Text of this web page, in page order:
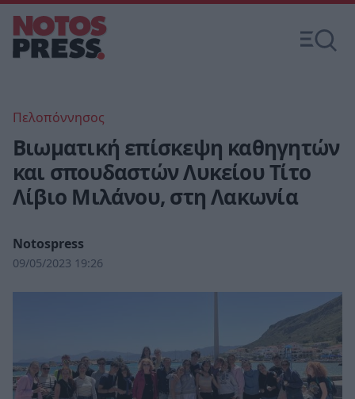
Πελοπόννησος
Βιωματική επίσκεψη καθηγητών
και σπουδαστών Λυκείου Τίτο
Λίβιο Μιλάνου, στη Λακωνία
Notospress
09/05/2023 19:26